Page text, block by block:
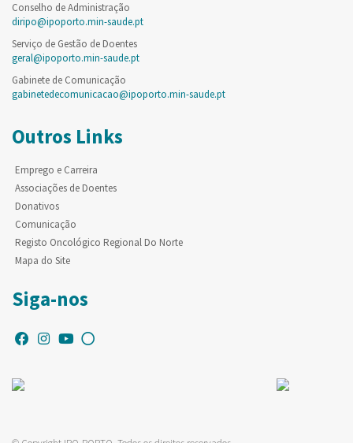
Conselho de Administração
diripo@ipoporto.min-saude.pt
Serviço de Gestão de Doentes
geral@ipoporto.min-saude.pt
Gabinete de Comunicação
gabinetedecomunicacao@ipoporto.min-saude.pt
Outros Links
Emprego e Carreira
Associações de Doentes
Donativos
Comunicação
Registo Oncológico Regional Do Norte
Mapa do Site
Siga-nos